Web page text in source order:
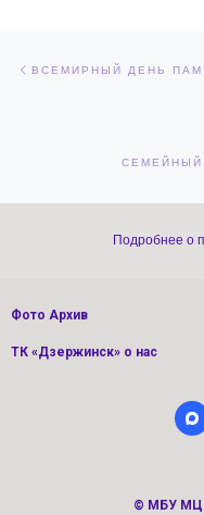
ВСЕМИРНЫЙ ДЕНЬ
Подробнее о
Фото Архив
ТК «Дзержинск» о нас
© МБУ МЦ